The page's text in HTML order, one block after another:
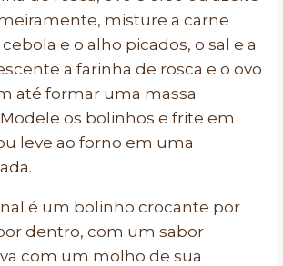
misture a carne
e o alho picados, o sal e a
a farinha de rosca e o ovo
até formar uma massa
os bolinhos e frite em
leve ao forno em uma
é um bolinho crocante por
dentro, com um sabor
com um molho de sua